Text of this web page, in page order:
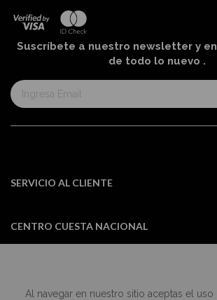
Al navegar en nuestro sitio aceptas el
Suscríbete a nuestro newsletter y
de todo lo nuevo .
Suscríbase
al
informativo:
SERVICIO AL CLIENTE
CENTRO CUESTA NACIONAL